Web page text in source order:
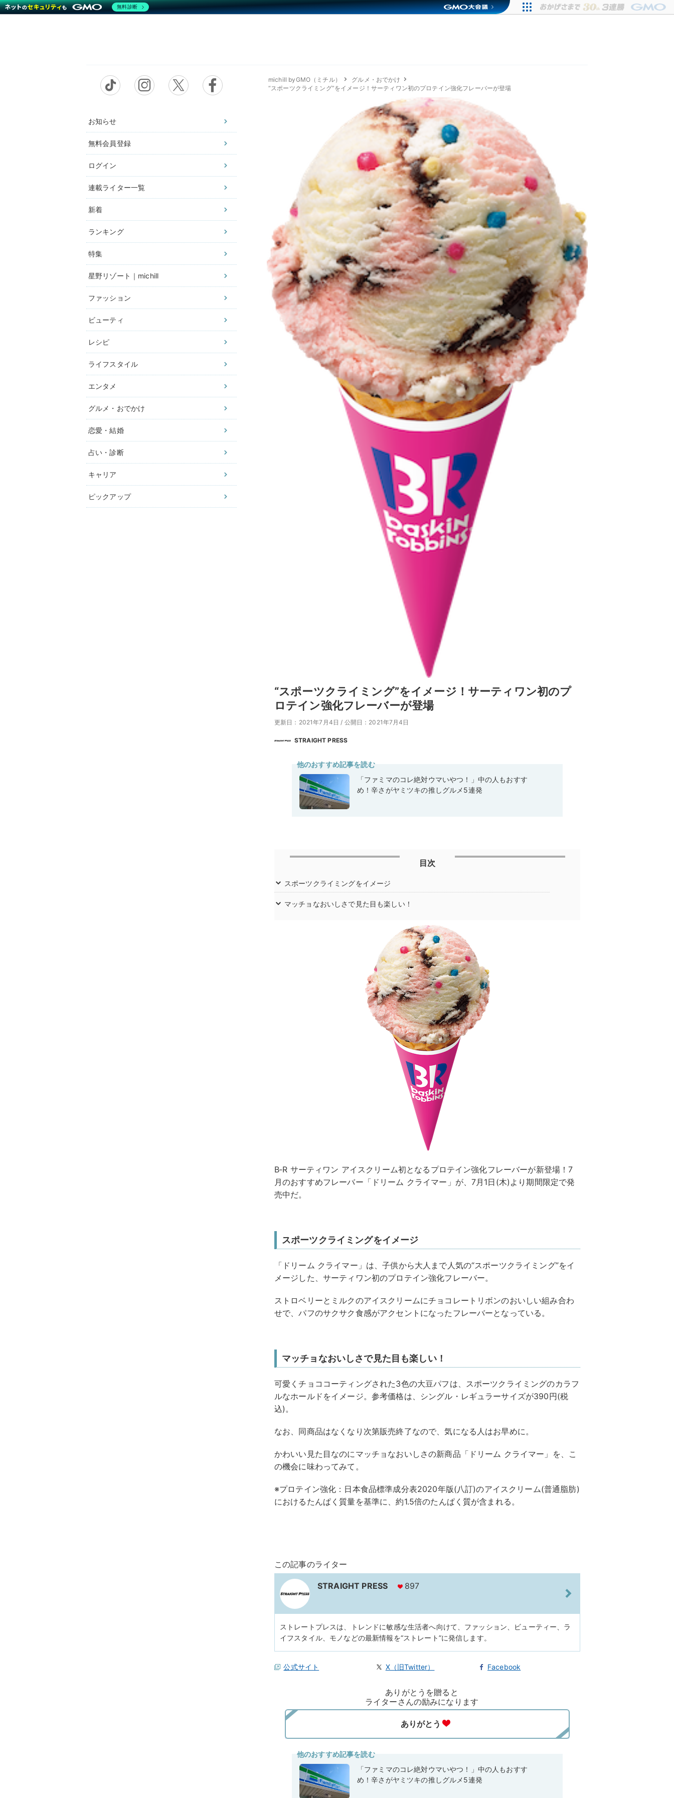
お知らせ
無料会員登録
ログイン
連載ライター一覧
新着
ランキング
特集
星野リゾート｜michill
ファッション
ビューティ
レシピ
ライフスタイル
エンタメ
グルメ・おでかけ
恋愛・結婚
占い・診断
キャリア
ピックアップ
michill byGMO（ミチル）
グルメ・おでかけ
“スポーツクライミング”をイメージ！サーティワン初のプロテイン強化フレーバーが登場
“スポーツクライミング”をイメージ！サーティワン初のプ
ロテイン強化フレーバーが登場
更新日：2021年7月4日 / 公開日：2021年7月4日
STRAIGHT PRESS
他のおすすめ記事を読む
「ファミマのコレ絶対ウマいやつ！」中の人もおすす
め！辛さがヤミツキの推しグルメ5連発
目次
スポーツクライミングをイメージ
マッチョなおいしさで見た目も楽しい！
B‐R サーティワン アイスクリーム初となるプロテイン強化フレーバーが新登場！7
月のおすすめフレーバー「ドリーム クライマー」が、7月1日(木)より期間限定で発
売中だ。
スポーツクライミングをイメージ
「ドリーム クライマー」は、子供から大人まで人気の“スポーツクライミング”をイ
メージした、サーティワン初のプロテイン強化フレーバー。
ストロベリーとミルクのアイスクリームにチョコレートリボンのおいしい組み合わ
せで、パフのサクサク食感がアクセントになったフレーバーとなっている。
マッチョなおいしさで見た目も楽しい！
可愛くチョココーティングされた3色の大豆パフは、スポーツクライミングのカラフ
ルなホールドをイメージ。参考価格は、シングル・レギュラーサイズが390円(税
込)。
なお、同商品はなくなり次第販売終了なので、気になる人はお早めに。
かわいい見た目なのにマッチョなおいしさの新商品「ドリーム クライマー」を、こ
の機会に味わってみて。
※プロテイン強化：日本食品標準成分表2020年版(八訂)のアイスクリーム(普通脂肪)
におけるたんぱく質量を基準に、約1.5倍のたんぱく質が含まれる。
この記事のライター
STRAIGHT PRESS 897
ストレートプレスは、トレンドに敏感な生活者へ向けて、ファッション、ビューティー、ラ
イフスタイル、モノなどの最新情報を“ストレート”に発信します。
公式サイト X（旧Twitter） Facebook
ありがとうを贈ると
ライターさんの励みになります
他のおすすめ記事を読む
「ファミマのコレ絶対ウマいやつ！」中の人もおすす
め！辛さがヤミツキの推しグルメ5連発
無料診断